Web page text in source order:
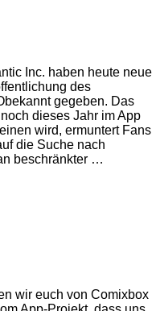
Inc. haben heute neue
des
gegeben. Das
dieses Jahr im App
wird, ermuntert Fans
die Suche nach
beschränkter …
wir euch von Comixbox